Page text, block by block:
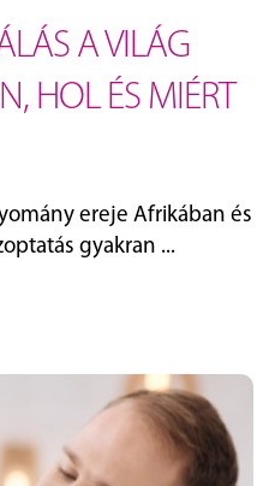
A VILÁG
HOL ÉS MIÉRT
ereje Afrikában és
gyakran ...